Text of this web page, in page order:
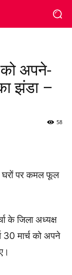
को अपने-
झंडा –
58
घरों पर कमल फूल
के जिला अध्यक्ष
30 मार्च को अपने